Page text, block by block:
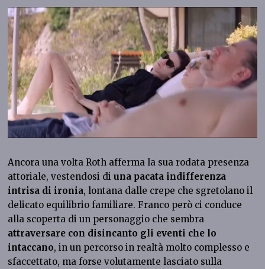
Ancora una volta Roth afferma la sua rodata presenza
attoriale, vestendosi diuna pacata indifferenza
intrisa di ironia, lontana dalle crepe che sgretolano il
delicato equilibrio familiare. Franco però ci conduce
alla scoperta di un personaggio che sembra
attraversare con disincanto gli eventi che lo
intaccano, in un percorso in realtà molto complesso e
sfaccettato, ma forse volutamente lasciato sulla